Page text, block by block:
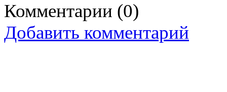
Комментарии (0)
Добавить комментарий